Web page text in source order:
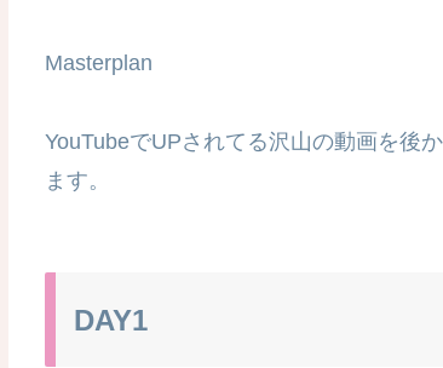
Masterplan
YouTubeでUPされてる沢山の動画を後
ます。
DAY1